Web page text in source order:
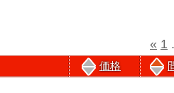
価格
« 1